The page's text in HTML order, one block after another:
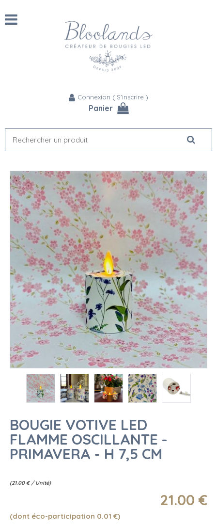
Connexion ( S'inscrire )
Panier
BOUGIE VOTIVE LED
FLAMME OSCILLANTE -
PRIMAVERA - H 7,5 CM
(21.00 € / Unité)
21.00 €
(dont éco-participation 0.01 €)